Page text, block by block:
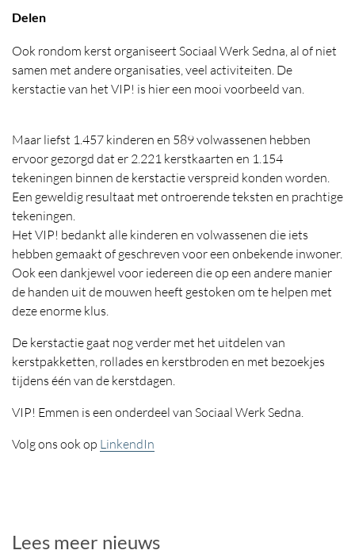
Delen
Ook rondom kerst organiseert Sociaal Werk Sedna, al of niet
samen met andere organisaties, veel activiteiten. De
kerstactie van het VIP! is hier een mooi voorbeeld van.
Maar liefst 1.457 kinderen en 589 volwassenen hebben
ervoor gezorgd dat er 2.221 kerstkaarten en 1.154
tekeningen binnen de kerstactie verspreid konden worden.
Een geweldig resultaat met ontroerende teksten en prachtige
tekeningen.
Het VIP! bedankt alle kinderen en volwassenen die iets
hebben gemaakt of geschreven voor een onbekende inwoner.
Ook een dankjewel voor iedereen die op een andere manier
de handen uit de mouwen heeft gestoken om te helpen met
deze enorme klus.
De kerstactie gaat nog verder met het uitdelen van
kerstpakketten, rollades en kerstbroden en met bezoekjes
tijdens één van de kerstdagen.
VIP! Emmen is een onderdeel van Sociaal Werk Sedna.
Volg ons ook op LinkendIn
Lees meer nieuws